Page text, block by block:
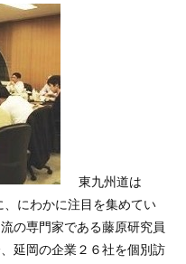
東九州道は
にわかに注目を集めてい
の専門家である藤原研究員
延岡の企業２６社を個別訪